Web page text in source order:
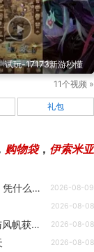
试玩-17173新游秒懂
11个视频 »
礼包
购物袋， 伊索米亚
18年前腾讯的《QQ飞车》，一代人的青春回忆，凭什么能火到现在？ 2026-08-09
2026-08-08
《刺客信条4黑旗记忆重置》红牛官方联动饰品与风帆获取攻略 2026-08-08
2026-08-08